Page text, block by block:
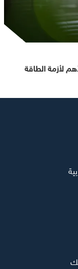
لأزمة الطاقة